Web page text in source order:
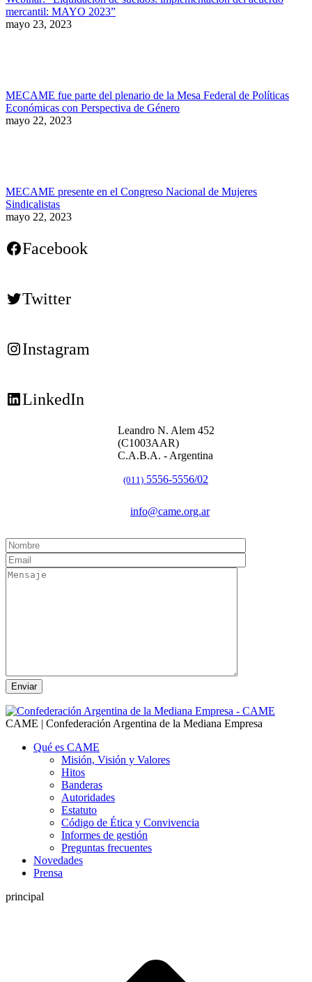
mercantil: MAYO 2023”
mayo 23, 2023
MECAME fue parte del plenario de la Mesa Federal de Políticas
Económicas con Perspectiva de Género
mayo 22, 2023
MECAME presente en el Congreso Nacional de Mujeres
Sindicalistas
mayo 22, 2023
Facebook
Twitter
Instagram
LinkedIn
Leandro N. Alem 452
(C1003AAR)
C.A.B.A. - Argentina
(011) 5556-5556/02
info@came.org.ar
CAME | Confederación Argentina de la Mediana Empresa
Qué es CAME
Misión, Visión y Valores
Hitos
Banderas
Autoridades
Estatuto
Código de Ética y Convivencia
Informes de gestión
Preguntas frecuentes
Novedades
Prensa
principal